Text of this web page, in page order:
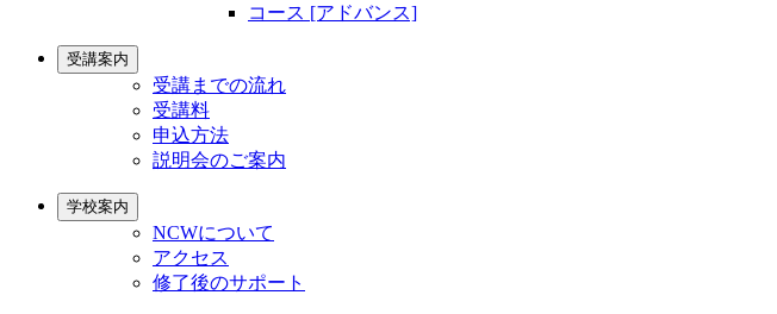
コース [アドバンス]
受講案内
受講までの流れ
受講料
申込方法
説明会のご案内
学校案内
NCWについて
アクセス
修了後のサポート